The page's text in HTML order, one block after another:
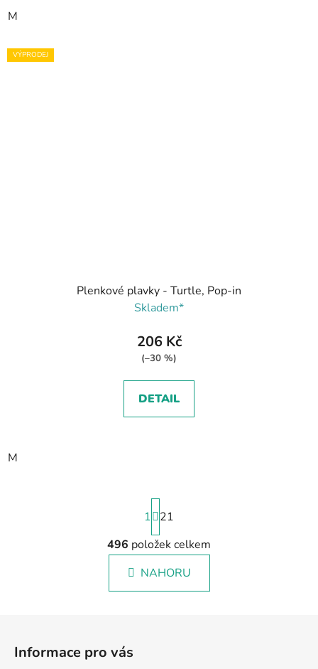
M
VÝPRODEJ
Plenkové plavky - Turtle, Pop-in
Skladem*
206 Kč
(–30 %)
DETAIL
M
O
v
l
á
S
t
r
á
n
k
1
21
496 položek celkem
NAHORU
Informace pro vás